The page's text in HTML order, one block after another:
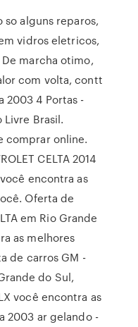
alguns reparos,
vidros eletricos,
marcha otimo,
com volta, contt
2003 4 Portas -
Brasil.
comprar online.
CELTA 2014
encontra as
Oferta de
em Rio Grande
as melhores
de carros GM -
do Sul,
você encontra as
2003 ar gelando -